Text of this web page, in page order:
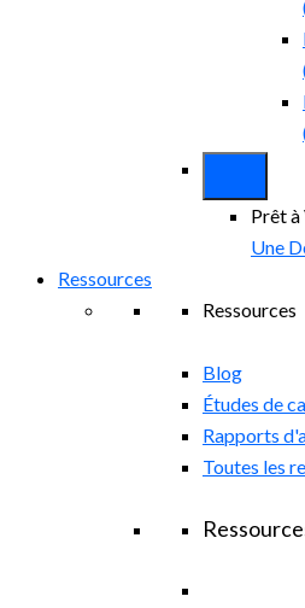
Prêt
Une
Ressources
Ressources
Blog
Études de
Rapports
Toutes les